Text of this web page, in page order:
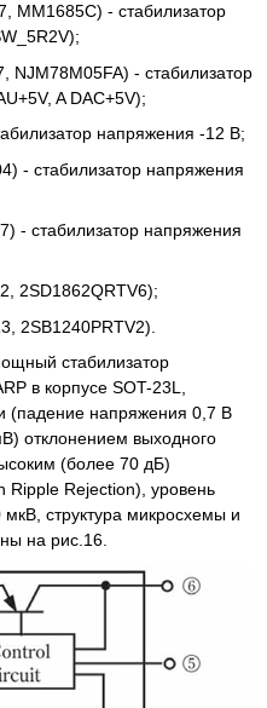
MM1685C) - стабилизатор
NJM78M05FA) - стабилизатор
A DAC+5V);
напряжения -12 В;
- стабилизатор напряжения
- стабилизатор напряжения
2SD1862QRTV6);
2SB1240PRTV2).
стабилизатор
в корпусе SOT-23L,
(падение напряжения 0,7 В
отклонением выходного
(более 70 дБ)
Ripple Rejection), уровень
структура микросхемы и
на рис.16.